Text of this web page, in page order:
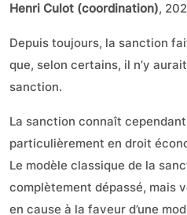
Henri Culot (coordination),
Depuis toujours, la sanction
que, selon certains, il n’y
sanction.
La sanction connaît
particulièrement en droit
Le modèle classique de la
complètement dépassé, mais
en cause à la faveur d’une